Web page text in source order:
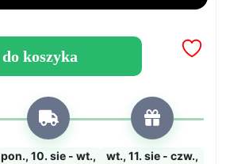
koszyka
pon., 10. sie - wt.,
wt., 11. sie - czw.,